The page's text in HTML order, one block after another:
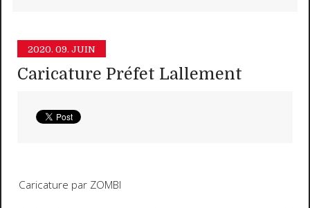
2020. 09. JUIN
Caricature Préfet Lallement
Caricature par ZOMBI